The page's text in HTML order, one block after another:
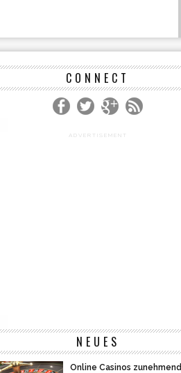
CONNECT
ADVERTISEMENT
NEUES
Online Casinos zunehmend